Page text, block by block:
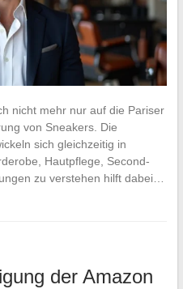
nicht mehr nur auf die Pariser
von Sneakers. Die
sich gleichzeitig in
Hautpflege, Second-
zu verstehen hilft dabei…
der Amazon